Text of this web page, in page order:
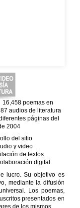
poemas en
audios de literatura
páginas del
2004
del sitio
y video
de textos
digital
lucro. Su objetivo es
mediante la difusión
Los poemas,
presentados en
de los mismos.